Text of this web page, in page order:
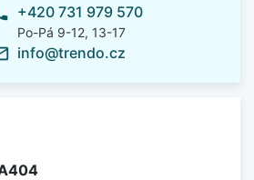
+420 731 979 570
Po-Pá 9-12, 13-17
info@trendo.cz